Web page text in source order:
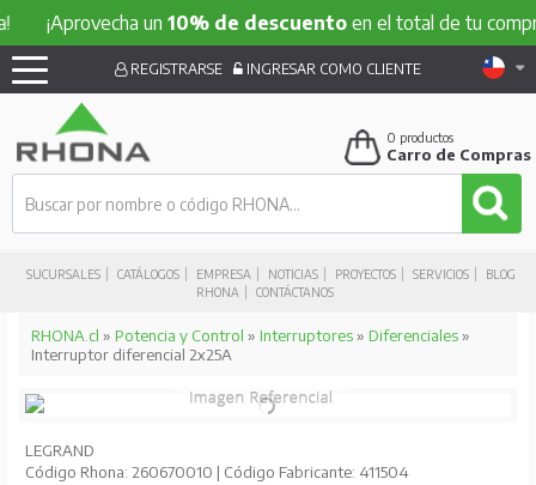
¡Aprovecha un10% de descuentoen el total de tu compra!
SUCURSALES CATÁLOGOS EMPRESA NOTICIAS PROYECTOS SERVICIOS
BLOG
RHONA
CONTÁCTANOS
REGISTRARSE INGRESAR COMO CLIENTE
0 productos
Carro de Compras
RHONA.cl » Potencia y Control » Interruptores» Diferenciales»
Interruptor diferencial 2x25A
LEGRAND
Código Rhona: 260670010 | Código Fabricante: 411504